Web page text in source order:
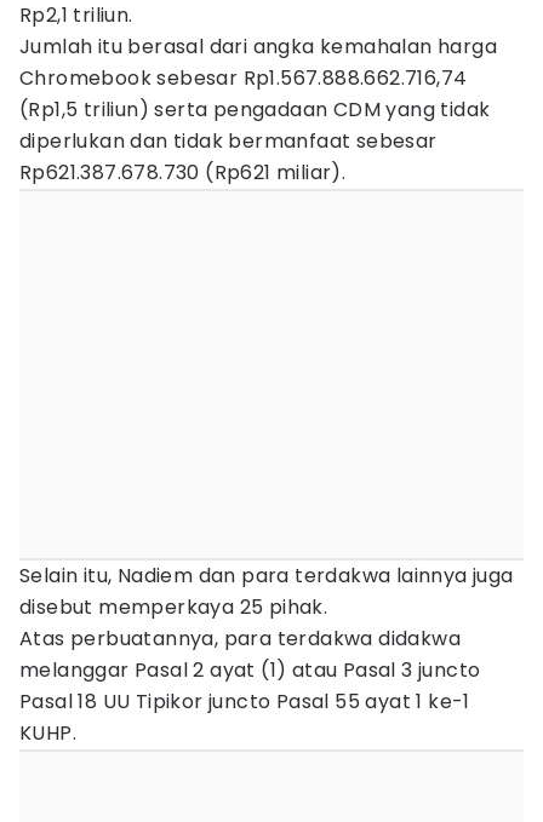
Rp2,1 triliun.
Jumlah itu berasal dari angka kemahalan harga
Chromebook sebesar Rp1.567.888.662.716,74
(Rp1,5 triliun) serta pengadaan CDM yang tidak
diperlukan dan tidak bermanfaat sebesar
Rp621.387.678.730 (Rp621 miliar).
Selain itu, Nadiem dan para terdakwa lainnya juga
disebut memperkaya 25 pihak.
Atas perbuatannya, para terdakwa didakwa
melanggar Pasal 2 ayat (1) atau Pasal 3 juncto
Pasal 18 UU Tipikor juncto Pasal 55 ayat 1 ke-1
KUHP.